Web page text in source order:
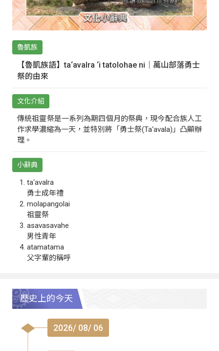
魯凱族
【魯凱族語】ta‘avalra ‘i tatolohae ni｜萬山部落勇士
祭的由來
文化介紹
傳統祖靈祭是一系列為期四個月的祭典，現今配合族人工
作求學濃縮為一天，並特別將「勇士祭(Ta‘avala)」凸顯辦
理。
小辭典
ta‘avalra
勇士成年禮
molapangolai
祖靈祭
asavasavahe
男性青年
atamatama
父字輩的稱呼
歷史上的今天
2026/ 08/ 06